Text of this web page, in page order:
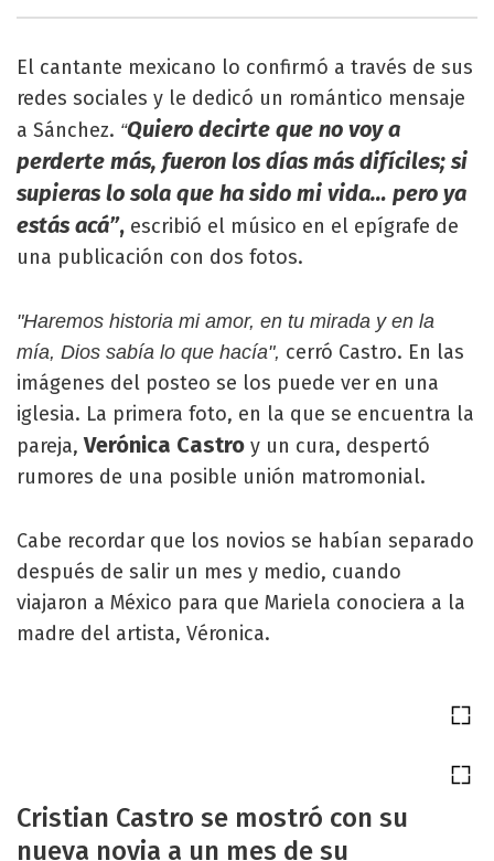
El cantante mexicano lo confirmó a través de sus
redes sociales y le dedicó un romántico mensaje
a Sánchez. “Quiero decirte que no voy a
perderte más, fueron los días más difíciles; si
supieras lo sola que ha sido mi vida… pero ya
estás acá”, escribió el músico en el epígrafe de
una publicación con dos fotos.
"Haremos historia mi amor, en tu mirada y en la
mía, Dios sabía lo que hacía", cerró Castro. En las
imágenes del posteo se los puede ver en una
iglesia. La primera foto, en la que se encuentra la
pareja, Verónica Castro y un cura, despertó
rumores de una posible unión matromonial.
Cabe recordar que los novios se habían separado
después de salir un mes y medio, cuando
viajaron a México para que Mariela conociera a la
madre del artista, Véronica.
Cristian Castro se mostró con su
nueva novia a un mes de su